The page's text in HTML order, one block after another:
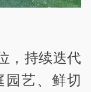
，持续迭代
园艺、鲜切